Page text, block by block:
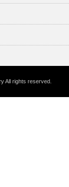
All rights reserved.